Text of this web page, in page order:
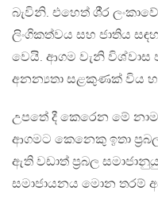
බැවිනි. එහෙත් ශී‍්‍ර
ලිංගිකත්වය සහ ජාතිය
වෙයි. ආගම වැනි
අනන්‍යතා සළකුණක් විය
උපතේ දී කෙරෙන මේ
ආගමට කෙනෙකු ඉතා
ඇති වඩාත් ප‍්‍රබල
සමාජායනය මොන තරම්